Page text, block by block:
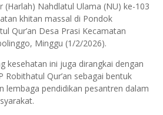
(Harlah) Nahdlatul Ulama (NU) ke-103
khitan massal di Pondok
Qur’an Desa Prasi Kecamatan
Minggu (1/2/2026).
kesehatan ini juga dirangkai dengan
Robithatul Qur’an sebagai bentuk
lembaga pendidikan pesantren dalam